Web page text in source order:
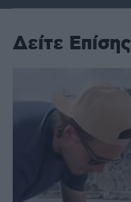
Δείτε Επίσης